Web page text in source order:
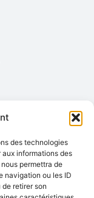
des technologies
informations des
permettra de
navigation ou les ID
retirer son